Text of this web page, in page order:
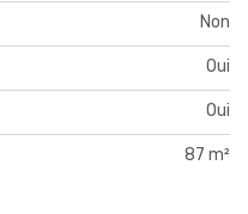
Non
Oui
Oui
87 m²